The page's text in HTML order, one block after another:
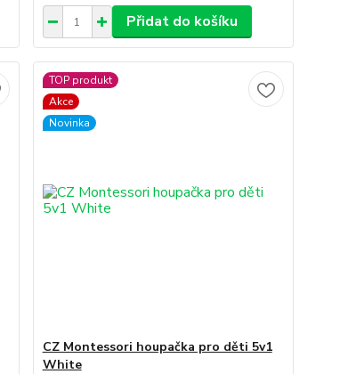
Přidat do košíku
TOP produkt
Akce
Novinka
CZ Montessori houpačka pro děti 5v1
White